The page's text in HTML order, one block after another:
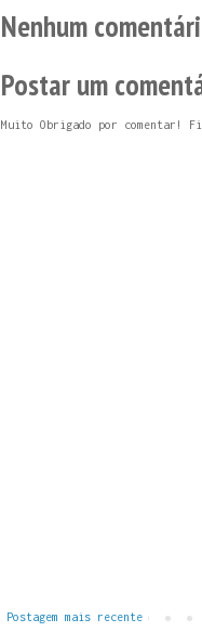
Nenhum
Postar um
Muito Obrigado por comentar!
Postagem mais recente